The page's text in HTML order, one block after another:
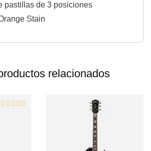
pastillas de 3 posiciones
Stain
relacionados